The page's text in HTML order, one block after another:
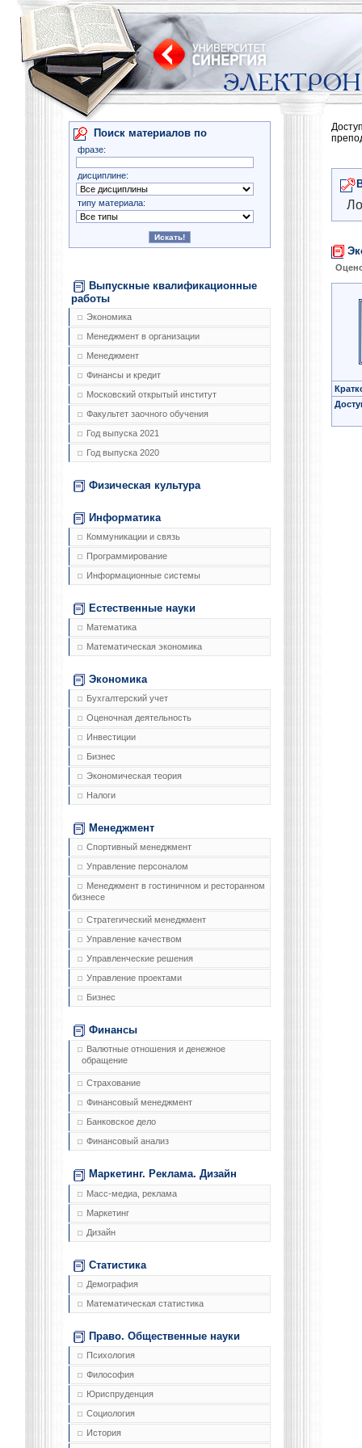
Поиск материалов по
фразе:
дисциплине:
типу материала:
Выпускные квалификационные
работы
Экономика
Менеджмент в организации
Менеджмент
Финансы и кредит
Московский открытый институт
Факультет заочного обучения
Год выпуска 2021
Год выпуска 2020
Физическая культура
Информатика
Коммуникации и связь
Программирование
Информационные системы
Естественные науки
Математика
Математическая экономика
Экономика
Бухгалтерский учет
Оценочная деятельность
Инвестиции
Бизнес
Экономическая теория
Налоги
Менеджмент
Спортивный менеджмент
Управление персоналом
Менеджмент в гостиничном и ресторанном
бизнесе
Стратегический менеджмент
Управление качеством
Управленческие решения
Управление проектами
Бизнес
Финансы
Валютные отношения и денежное
обращение
Страхование
Финансовый менеджмент
Банковское дело
Финансовый анализ
Маркетинг. Реклама. Дизайн
Масс-медиа, реклама
Маркетинг
Дизайн
Статистика
Демография
Математическая статистика
Право. Общественные науки
Психология
Философия
Юриспруденция
Социология
История